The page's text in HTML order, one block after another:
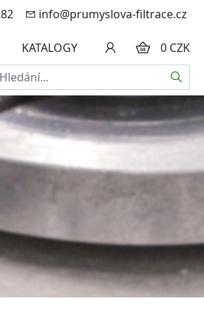
info@prumyslova-filtrace.cz
KATALOGY
0 CZK
Hledat